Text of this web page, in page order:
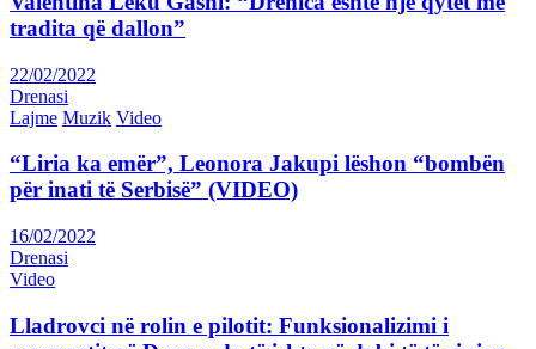
tradita që dallon”
22/02/2022
Drenasi
Lajme Muzik Video
“Liria ka emër”, Leonora Jakupi lëshon “bombën
për inati të Serbisë” (VIDEO)
16/02/2022
Drenasi
Video
Lladrovci në rolin e pilotit: Funksionalizimi i